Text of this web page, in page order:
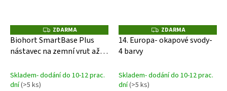
Z
D
A
R
ZDARMA
Biohort SmartBase Plus
nástavec na zemní vrut až
Skladem- dodání do 10-12 prac.
dní(>5 ks)
Z
D
A
ZDARMA
14. Europa- okapové svody-
4 barvy
Skladem- dodání do 10-12 prac.
dní(>5 ks)